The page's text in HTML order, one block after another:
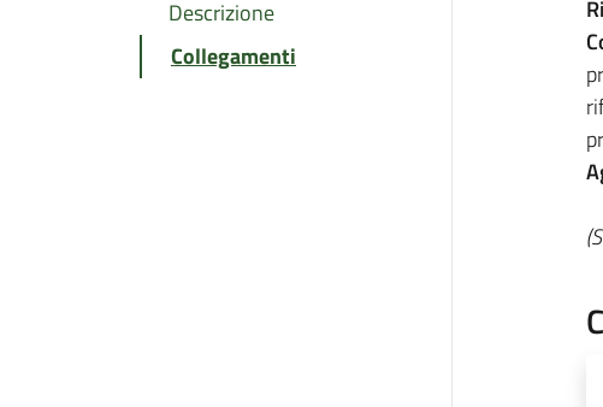
Descrizione
Collegamenti